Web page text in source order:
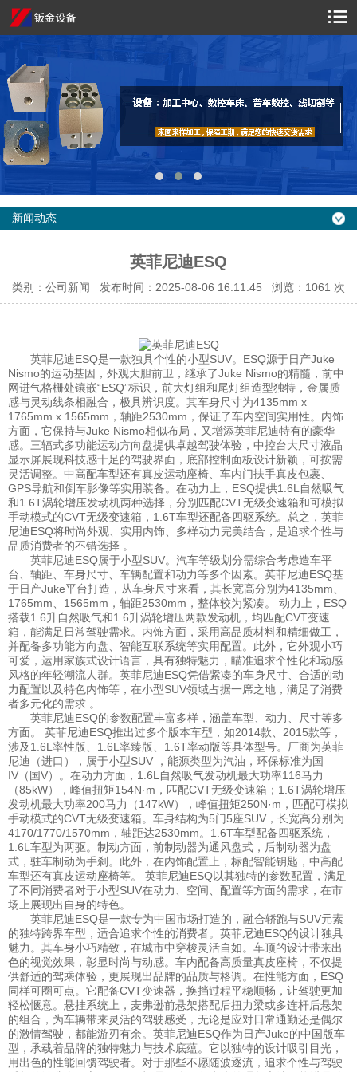
新闻动态
英菲尼迪ESQ
类别：公司新闻 发布时间：2025-08-06 16:11:45 浏览： 1061 次
英菲尼迪ESQ是一款独具个性的小型SUV。ESQ源于日产Juke
Nismo的运动基因，外观大胆前卫，继承了Juke Nismo的精髓，前中
网进气格栅处镶嵌“ESQ”标识，前大灯组和尾灯组造型独特，金属质
感与灵动线条相融合，极具辨识度。其车身尺寸为4135mm x
1765mm x 1565mm，轴距2530mm，保证了车内空间实用性。内饰
方面，它保持与Juke Nismo相似布局，又增添英菲尼迪特有的豪华
感。三辐式多功能运动方向盘提供卓越驾驶体验，中控台大尺寸液晶
显示屏展现科技感十足的驾驶界面，底部控制面板设计新颖，可按需
灵活调整。中高配车型还有真皮运动座椅、车内门扶手真皮包裹、
GPS导航和倒车影像等实用装备。在动力上，ESQ提供1.6L自然吸气
和1.6T涡轮增压发动机两种选择，分别匹配CVT无级变速箱和可模拟
手动模式的CVT无级变速箱，1.6T车型还配备四驱系统。总之，英菲
尼迪ESQ将时尚外观、实用内饰、多样动力完美结合，是追求个性与
品质消费者的不错选择 。
英菲尼迪ESQ属于小型SUV。汽车等级划分需综合考虑造车平
台、轴距、车身尺寸、车辆配置和动力等多个因素。英菲尼迪ESQ基
于日产Juke平台打造，从车身尺寸来看，其长宽高分别为4135mm、
1765mm、1565mm，轴距2530mm，整体较为紧凑。 动力上，ESQ
搭载1.6升自然吸气和1.6升涡轮增压两款发动机，均匹配CVT变速
箱，能满足日常驾驶需求。内饰方面，采用高品质材料和精细做工，
并配备多功能方向盘、智能互联系统等实用配置。此外，它外观小巧
可爱，运用家族式设计语言，具有独特魅力，瞄准追求个性化和动感
风格的年轻潮流人群。英菲尼迪ESQ凭借紧凑的车身尺寸、合适的动
力配置以及特色内饰等，在小型SUV领域占据一席之地，满足了消费
者多元化的需求 。
英菲尼迪ESQ的参数配置丰富多样，涵盖车型、动力、尺寸等多
方面。 英菲尼迪ESQ推出过多个版本车型，如2014款、2015款等，
涉及1.6L率性版、1.6L率臻版、1.6T率动版等具体型号。厂商为英菲
尼迪（进口），属于小型SUV ，能源类型为汽油，环保标准为国
IV（国V）。在动力方面，1.6L自然吸气发动机最大功率116马力
（85kW），峰值扭矩154N·m，匹配CVT无级变速箱；1.6T涡轮增压
发动机最大功率200马力（147kW），峰值扭矩250N·m，匹配可模拟
手动模式的CVT无级变速箱。车身结构为5门5座SUV，长宽高分别为
4170/1770/1570mm，轴距达2530mm。1.6T车型配备四驱系统，
1.6L车型为两驱。制动方面，前制动器为通风盘式，后制动器为盘
式，驻车制动为手刹。此外，在内饰配置上，标配智能钥匙，中高配
车型还有真皮运动座椅等。 英菲尼迪ESQ以其独特的参数配置，满足
了不同消费者对于小型SUV在动力、空间、配置等方面的需求，在市
场上展现出自身的特色。
英菲尼迪ESQ是一款专为中国市场打造的，融合轿跑与SUV元素
的独特跨界车型，适合追求个性的消费者。英菲尼迪ESQ的设计独具
魅力。其车身小巧精致，在城市中穿梭灵活自如。车顶的设计带来出
色的视觉效果，彰显时尚与动感。车内配备高质量真皮座椅，不仅提
供舒适的驾乘体验，更展现出品牌的品质与格调。在性能方面，ESQ
同样可圈可点。它配备CVT变速器，换挡过程平稳顺畅，让驾驶更加
轻松惬意。悬挂系统上，麦弗逊前悬架搭配后扭力梁或多连杆后悬架
的组合，为车辆带来灵活的驾驶感受，无论是应对日常通勤还是偶尔
的激情驾驶，都能游刃有余。英菲尼迪ESQ作为日产Juke的中国版车
型，承载着品牌的独特魅力与技术底蕴。它以独特的设计吸引目光，
用出色的性能回馈驾驶者。对于那些不愿随波逐流，追求个性与驾驶